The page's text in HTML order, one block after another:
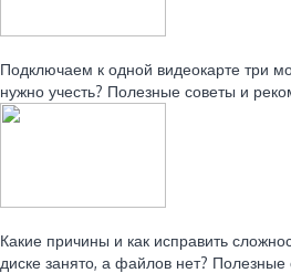
Подключаем к одной видеокарте три
нужно учесть? Полезные советы и
Какие причины и как исправить
диске занято, а файлов нет? Полезные